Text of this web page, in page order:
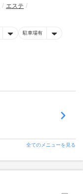
エステ
駐車場有
全てのメニューを見る